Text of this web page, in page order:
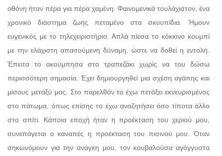
οθόνη ήταν πέρα για πέρα χαμένη. Φαινομενικά τουλάχιστον, ένα
χρονικό διάστημα ζωής πεταμένο στα σκουπίδια. Ήμουν
ευγενικός με το τηλεχειριστήριο. Απλά πίεσα το κόκκινο κουμπί
με την ελάχιστη απαιτούμενη δύναμη, ώστε να δοθεί η εντολή.
Έπειτα το ακούμπησα στο τραπεζάκι χωρίς να του δώσω
περισσότερη σημασία. Έχει δημιουργηθεί μια σχέση αγάπης και
μίσους μεταξύ μας. Στο παρελθόν το έχω πετάξει εκνευρισμένος
στο πάτωμα, όπως επίσης το έχω αναζητήσει όσο τίποτα άλλο
στο σπίτι. Κάποια εποχή ήταν η προέκταση του χεριού μου,
συνεπάγεται ο καναπές η προέκταση του πισινού μου. Όταν
σηκωνόμουν για την ανάγκη μου, τον κουβαλούσα αγόγγυστα